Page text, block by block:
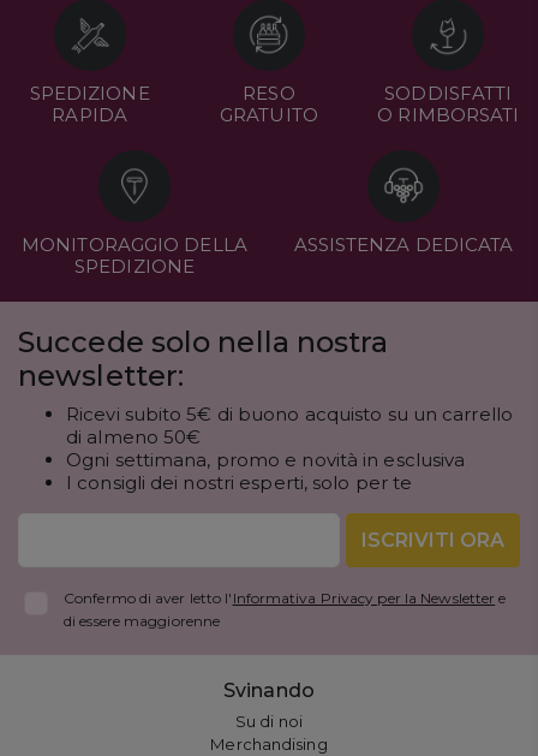
SPEDIZIONE
RAPIDA
RESO
GRATUITO
SODDISFATTI
O RIMBORSATI
MONITORAGGIO DELLA
SPEDIZIONE
ASSISTENZA DEDICATA
Succede solo nella nostra
newsletter:
Ricevi subito 5€ di buono acquisto su un carrello
di almeno 50€
Ogni settimana, promo e novità in esclusiva
I consigli dei nostri esperti, solo per te
ISCRIVITI ORA
Confermo di aver letto l' Informativa Privacy per la Newsletter e
di essere maggiorenne
Svinando
Su di noi
Merchandising